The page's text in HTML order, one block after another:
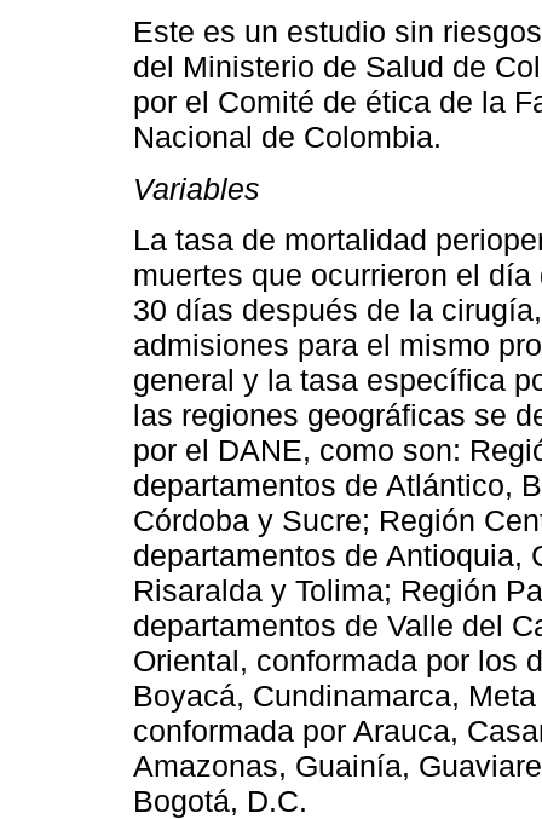
Este es un estudio sin
del Ministerio de Salud de
por el Comité de ética de la
Nacional de Colombia.
Variables
La tasa de mortalidad
muertes que ocurrieron el
30 días después de la
admisiones para el mismo
general y la tasa específica
las regiones geográficas se
por el DANE, como son:
departamentos de Atlántico,
Córdoba y Sucre; Región
departamentos de Antioquia,
Risaralda y Tolima; Región
departamentos de Valle del
Oriental, conformada por los
Boyacá, Cundinamarca,
conformada por Arauca,
Amazonas, Guainía,
Bogotá, D.C.